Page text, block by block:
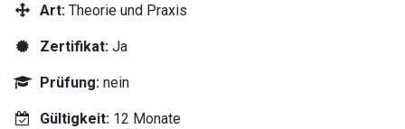
Art: Theorie und Praxis
Zertifikat: Ja
Prüfung: nein
Gültigkeit:12 Monate